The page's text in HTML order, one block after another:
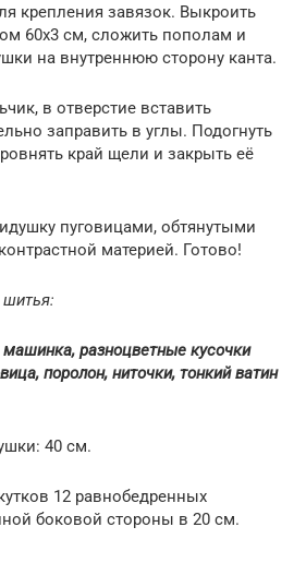
крепления завязок. Выкроить
60х3 см, сложить пополам и
на внутреннюю сторону канта.
в отверстие вставить
заправить в углы. Подогнуть
край щели и закрыть её
пуговицами, обтянутыми
материей. Готово!
шитья:
разноцветные кусочки
поролон, ниточки, тонкий ватин
40 см.
12 равнобедренных
боковой стороны в 20 см.